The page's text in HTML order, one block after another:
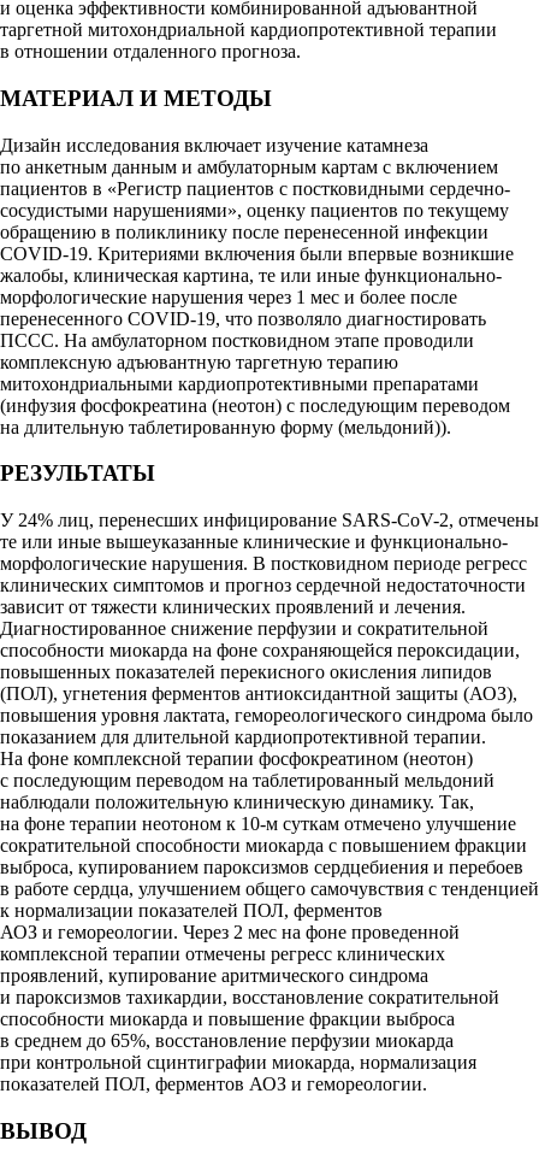
и оценка эффективности комбинированной адъювантной
таргетной митохондриальной кардиопротективной терапии
в отношении отдаленного прогноза.
МАТЕРИАЛ И МЕТОДЫ
Дизайн исследования включает изучение катамнеза
по анкетным данным и амбулаторным картам с включением
пациентов в «Регистр пациентов с постковидными сердечно-
сосудистыми нарушениями», оценку пациентов по текущему
обращению в поликлинику после перенесенной инфекции
COVID-19. Критериями включения были впервые возникшие
жалобы, клиническая картина, те или иные функционально-
морфологические нарушения через 1 мес и более после
перенесенного COVID-19, что позволяло диагностировать
ПССС. На амбулаторном постковидном этапе проводили
комплексную адъювантную таргетную терапию
митохондриальными кардиопротективными препаратами
(инфузия фосфокреатина (неотон) с последующим переводом
на длительную таблетированную форму (мельдоний)).
РЕЗУЛЬТАТЫ
У 24% лиц, перенесших инфицирование SARS-CoV-2, отмечены
те или иные вышеуказанные клинические и функционально-
морфологические нарушения. В постковидном периоде регресс
клинических симптомов и прогноз сердечной недостаточности
зависит от тяжести клинических проявлений и лечения.
Диагностированное снижение перфузии и сократительной
способности миокарда на фоне сохраняющейся пероксидации,
повышенных показателей перекисного окисления липидов
(ПОЛ), угнетения ферментов антиоксидантной защиты (АОЗ),
повышения уровня лактата, гемореологического синдрома было
показанием для длительной кардиопротективной терапии.
На фоне комплексной терапии фосфокреатином (неотон)
с последующим переводом на таблетированный мельдоний
наблюдали положительную клиническую динамику. Так,
на фоне терапии неотоном к 10-м суткам отмечено улучшение
сократительной способности миокарда с повышением фракции
выброса, купированием пароксизмов сердцебиения и перебоев
в работе сердца, улучшением общего самочувствия с тенденцией
к нормализации показателей ПОЛ, ферментов
АОЗ и гемореологии. Через 2 мес на фоне проведенной
комплексной терапии отмечены регресс клинических
проявлений, купирование аритмического синдрома
и пароксизмов тахикардии, восстановление сократительной
способности миокарда и повышение фракции выброса
в среднем до 65%, восстановление перфузии миокарда
при контрольной сцинтиграфии миокарда, нормализация
показателей ПОЛ, ферментов АОЗ и гемореологии.
ВЫВОД